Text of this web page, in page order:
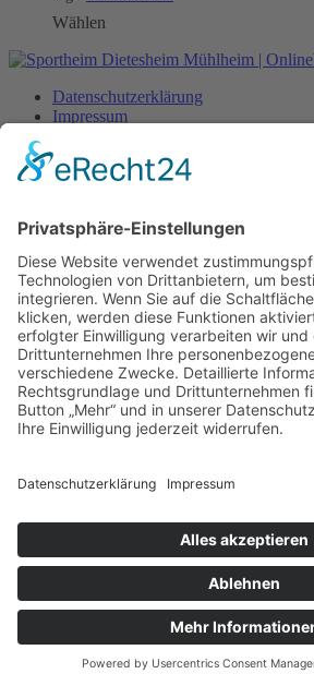
Wählen
Datenschutzerklärung
Impressum
Lieferung
Zahlungsarten
Adresse Ändern
Lieferung Pickup
Loading...